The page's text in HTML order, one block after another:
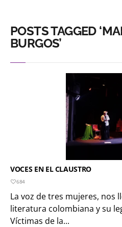
POSTS TAGGED
BURGOS’
VOCES EN EL CLAUSTRO
684
La voz de tres mujeres, nos
literatura colombiana y su
Víctimas de la...